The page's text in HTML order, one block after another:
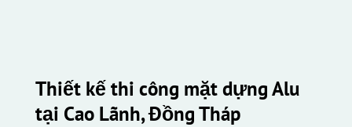
Thiết kế thi công mặt dựng Alu
tại Cao Lãnh, Đồng Tháp